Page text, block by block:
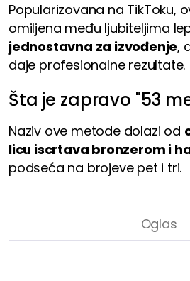
Popularizovana na TikToku,
omiljena među ljubiteljima
jednostavna za izvođenje,
daje profesionalne rezultate.
Šta je zapravo "53
Naziv ove metode dolazi od
licu iscrtava bronzerom i
podseća na brojeve pet i tri.